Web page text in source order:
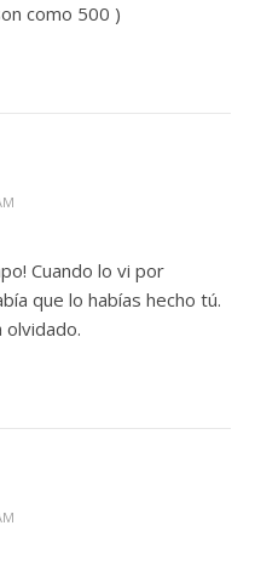
como 500 )
Cuando lo vi por
que lo habías hecho tú.
olvidado.